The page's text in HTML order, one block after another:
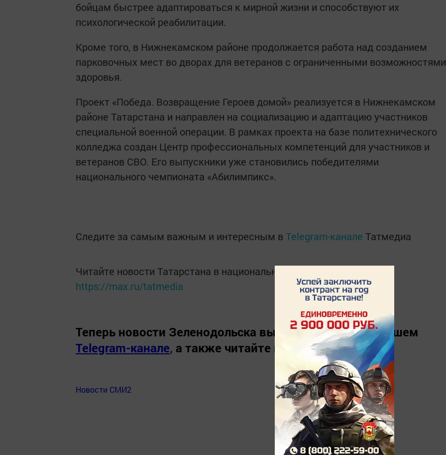
бойцам быстрее адаптироваться к мирной жизни и способствуют их
психологической реабилитации.
Кроме того, в Нижнекамском районе продолжается работа над созданием
парковочных мест во дворах для ветеранов с ограниченными возможностями
здоровья.
Проект «Победа. Возвращение Героев домой» реализуется в Нижнекамском
районе Татарстана и направлен на социализацию и адаптацию участников
специальной военной операции. В рамках проекта на базе политехнического
колледжа создан Центр профессиональных компетенций для участников и
ветеранов СВО. Его выпускники уже становились победителями
национального чемпионата «Абилимпикс».
Следите за самым важным и интересным в Telegram-канале Татмедиа
Читайте новости Татарстана в национальном мессенджере MАХ:
https://max.ru/tatmedia
Теперь новости Зеленодольска вы можете узнать в нашем
Telegram-канале, а также читайте нас в «Дзен».
Новости СМИ2